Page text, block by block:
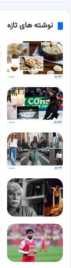
نوشته های تازه